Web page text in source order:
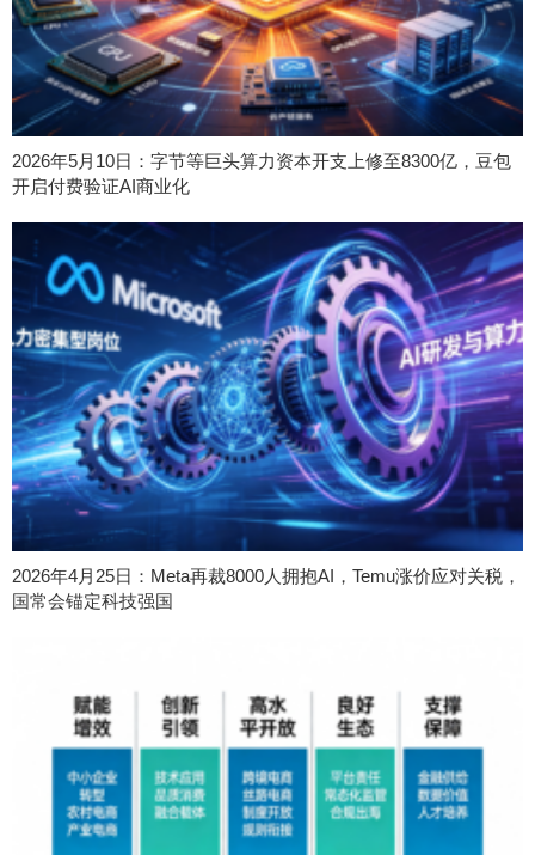
2026年5月10日：字节等巨头算力资本开支上修至8300亿，豆包
开启付费验证AI商业化
2026年4月25日：Meta再裁8000人拥抱AI，Temu涨价应对关税，
国常会锚定科技强国